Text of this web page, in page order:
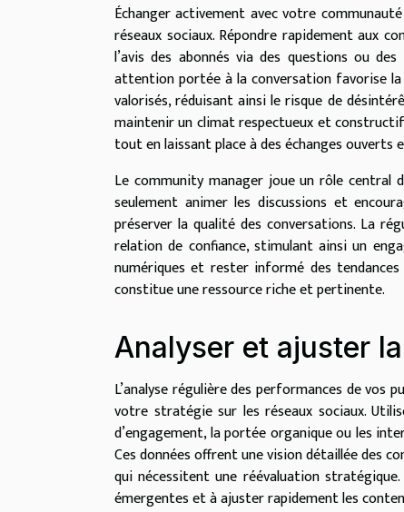
Échanger activement avec votre
réseaux sociaux. Répondre rapidement aux
l’avis des abonnés via des questions ou
attention portée à la conversation favorise
valorisés, réduisant ainsi le risque de
maintenir un climat respectueux et
tout en laissant place à des échanges ouverts
Le community manager joue un rôle central
seulement animer les discussions et
préserver la qualité des conversations. La
relation de confiance, stimulant ainsi un
numériques et rester informé des
constitue une ressource riche et pertinente.
Analyser et ajuster
L’analyse régulière des performances de
votre stratégie sur les réseaux sociaux.
d’engagement, la portée organique ou les
Ces données offrent une vision détaillée des
qui nécessitent une réévaluation
émergentes et à ajuster rapidement les